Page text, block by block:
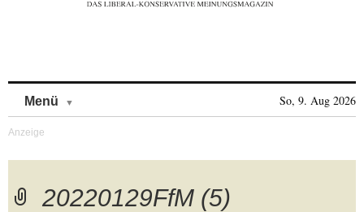
Menü So, 9. Aug 2026
20220129FfM (5)